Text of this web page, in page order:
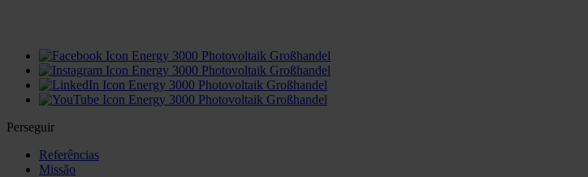
Perseguir
Referências
Missão